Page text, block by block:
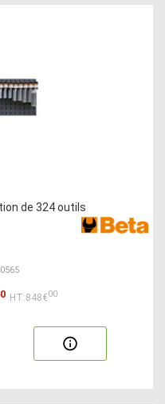
de 324 outils
HT:848€00